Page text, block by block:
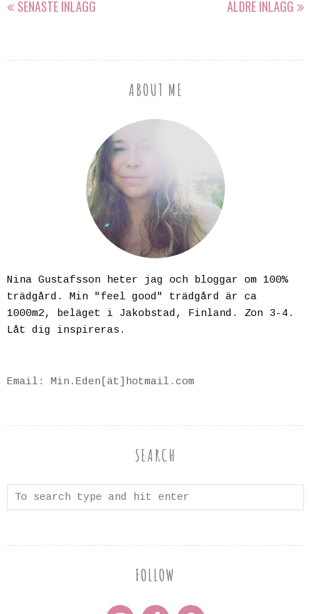
SENASTE INLÄGG ÄLDRE INLÄGG
ABOUT ME
Nina Gustafsson heter jag och bloggar om 100%
trädgård. Min "feel good" trädgård är ca
1000m2, beläget i Jakobstad, Finland. Zon 3-4.
Låt dig inspireras.
Email: Min.Eden[ät]hotmail.com
SEARCH
FOLLOW